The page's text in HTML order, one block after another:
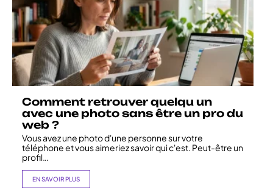
Comment retrouver quelqu un
avec une photo sans être un pro du
web ?
Vous avez une photo d'une personne sur votre
téléphone et vous aimeriez savoir qui c'est. Peut-être un
profil…
EN SAVOIR PLUS